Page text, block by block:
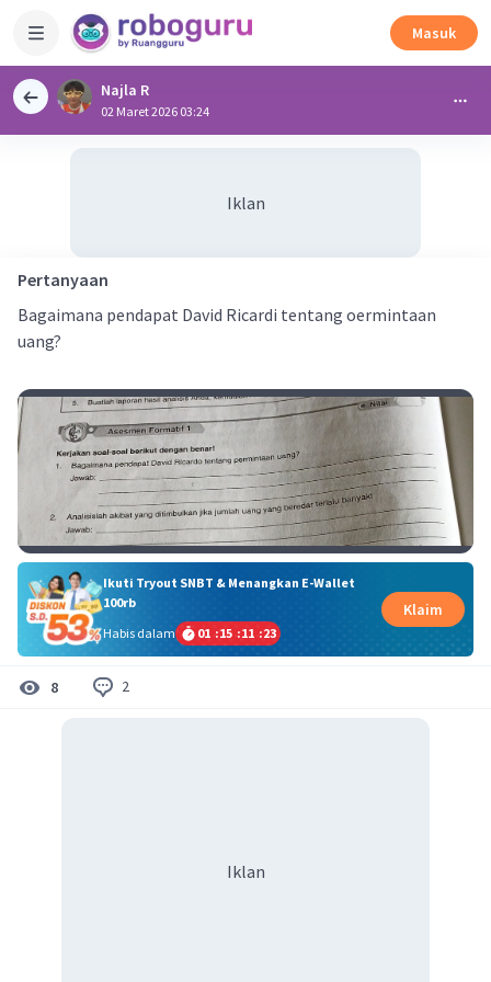
Masuk
Najla R
02 Maret 2026 03:24
Iklan
Pertanyaan
Bagaimana pendapat David Ricardi tentang oermintaan
uang?
Ikuti Tryout SNBT & Menangkan E-Wallet
100rb
Habis dalam
01 :15 :11 :23
Klaim
8 2
Iklan